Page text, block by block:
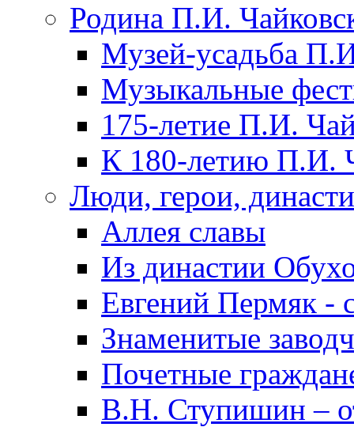
Родина П.И.
Музей-усадьба
Музыкальные
175-летие П.И.
К 180-летию П.И.
Люди, герои,
Аллея славы
Из династии
Евгений Пермяк -
Знаменитые
Почетные
В.Н. Ступишин –